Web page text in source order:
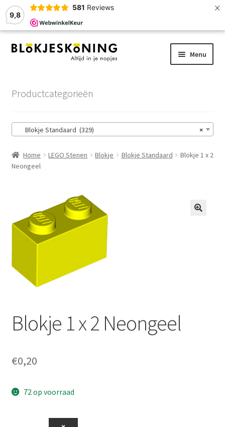
9,8
581 Reviews ×
Ga
Ga
Menu
Winkelmand
Afrekenen
Zoekhulp
Productcategorieën
×
Blokje Standaard (329)
Home LEGO Stenen Blokje Blokje Standaard
Blokje 1 x 2
Neongeel
Blokje 1 x 2 Neongeel
€0,20
72 op voorraad